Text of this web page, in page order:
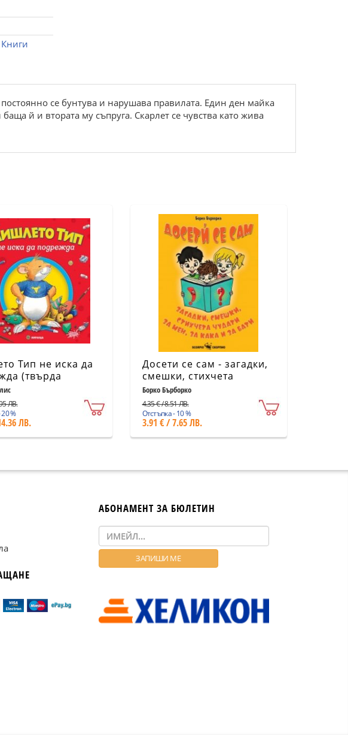
Книги
се бунтува и нарушава правилата. Един ден майка
й и втората му съпруга. Скарлет се чувства като жива
Тип не иска да
(твърда
ЛВ.
%
ЛВ.
Досети се сам - загадки,
смешки, стихчета
чудати..
Борко Бърборко
4.35 € / 8.51 ЛВ.
Отстъпка - 10 %
3.91 € / 7.65 ЛВ.
АБОНАМЕНТ ЗА БЮЛЕТИН